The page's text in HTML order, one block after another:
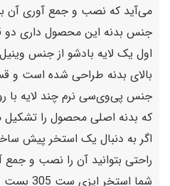
می‌آید که نصب و جمع آوری آن
جنس بدنه این محصول داری
اول یک لایه بادشو از جنس
بالای بدنه طراحی شده است و
جنس پی‌وی‌سی نرم چند لایه با
که بدنه اصلی محصول را
اگر به دنبال یک استخر پیش
راحتی بتوانید آن را نصب و جمع